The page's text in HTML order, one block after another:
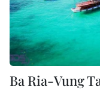
Ba Ria-Vung